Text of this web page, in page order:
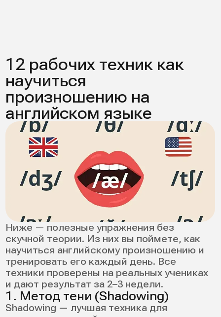
8. Мобильные приложения для
тренировки произношения
Приложения полезны, если использовать
их как тренажер, а не игру. Они дают
регулярность, но не заменяют живого
человека.
3 популярных варианта (по задачам):
тренировка отдельных слов и фраз с
распознаванием,
работа с диалогами и повторением,
приложения с уроками по
транскрипции и артикуляции.
Плюсы — регулярность, метрики. Минусы
— не всегда точная оценка, нет живой
обратной связи. Приложения хороши для
ежедневного режима, но без общения с
людьми дальше не уйти. Совмещайте их с
разговорной практикой.
9. Разговорная практика: как
получать обратную связь
Самопроверка ограничена — мозг слышит
то, что ожидает. Нужен внешний
слушатель, который укажет на реальные
Где брать обратную связь: